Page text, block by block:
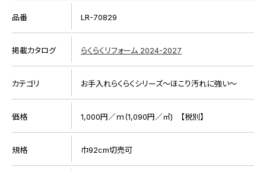
品番 LR-70829
掲載カタログ らくらくリフォーム 2024-2027
カテゴリ お手入れらくらくシリーズ～ほこり汚れに強い～
価格 1,000円／ｍ(1,090円／㎡) 【税別】
規格 巾92cm切売可